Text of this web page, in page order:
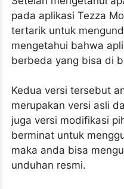
pada aplikasi Tezza
tertarik untuk
mengetahui bahwa
berbeda yang bisa di
Kedua versi tersebut
merupakan versi asli
juga versi modifikasi
berminat untuk
maka anda bisa
unduhan resmi.